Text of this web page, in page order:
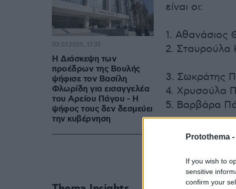
Protothema -
If you wish to
sensitive
confirm your
είναι οι:
1. Αθανάσιος
2. Σταυρούλα
3. Σωκράτης
4. Χρυσούλα
5. Βαρβάρα
7.
8.
Η Διάσκεψη των
προέδρων της Βουλής
ψήφισε τον Βασίλη
Φλωρίδη για εισαγγελέα
του Αρείου Πάγου - Η
ψήφος τους δεν δεσμεύει
την κυβέρνηση
03.07.2025, 17:35